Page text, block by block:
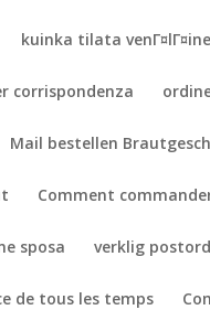
kuinka tilata
corrispondenza
Mail bestellen
Comment
sposa verklig
de tous les temps